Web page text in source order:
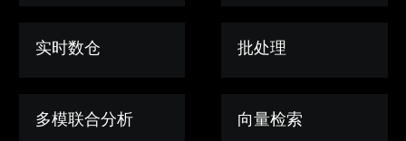
实时数仓 批处理
多模联合分析 向量检索